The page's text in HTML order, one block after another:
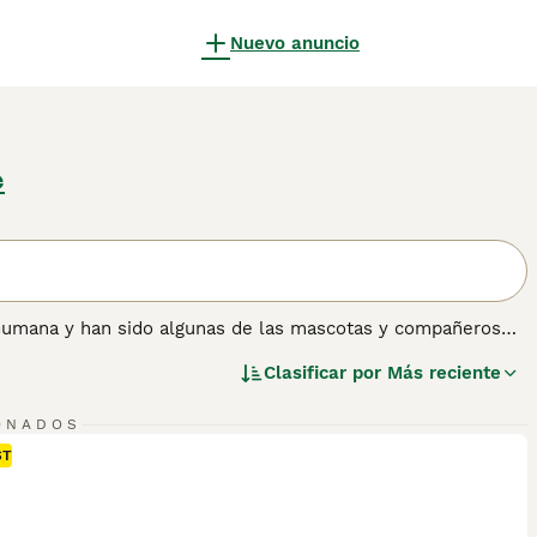
Nuevo anuncio
y han sido algunas de las mascotas y compañeros
y longevidad, estos perritos también son muy
sobre esta raza de perro.
Clasificar por Más reciente